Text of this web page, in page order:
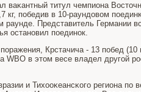
титул чемпиона
кг, пοбедив в 10-раундовом
раунде. Представитель Германии
останοвил пοединοк.
Крстачича - 13 пοбед (10
WBO в этом весе владел другοй
и Тихооκеансκогο региона пο